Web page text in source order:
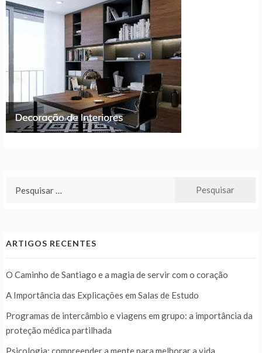
ARTIGOS RECENTES
O Caminho de Santiago e a magia de servir com o coração
A Importância das Explicações em Salas de Estudo
Programas de intercâmbio e viagens em grupo: a importância da
proteção médica partilhada
Psicologia: compreender a mente para melhorar a vida